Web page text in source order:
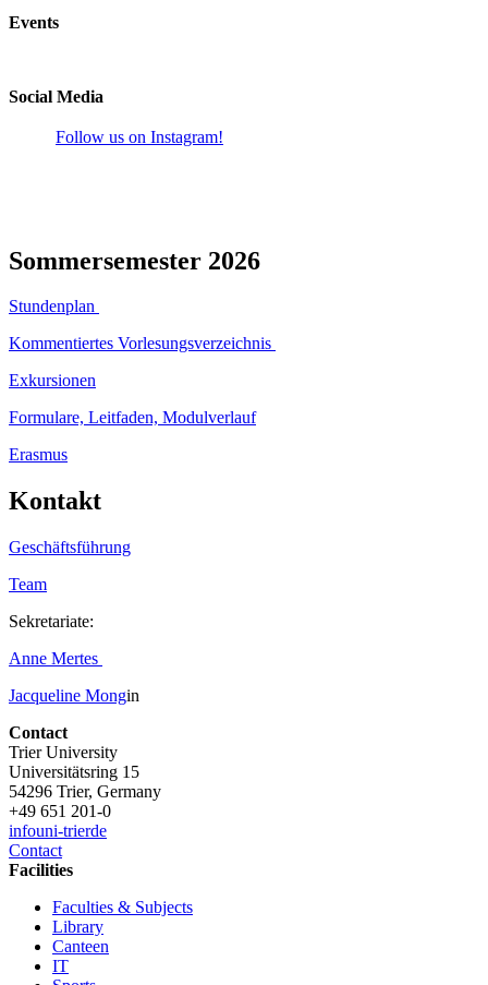
Events
Social Media
Follow us on Instagram!
Sommersemester 2026
Stundenplan
Kommentiertes Vorlesungsverzeichnis
Exkursionen
Formulare, Leitfaden, Modulverlauf
Erasmus
Kontakt
Geschäftsführung
Team
Sekretariate:
Anne Mertes
Jacqueline Mongin
Contact
Trier University
Universitätsring 15
54296 Trier, Germany
+49 651 201-0
infouni-trierde
Contact
Facilities
Faculties & Subjects
Library
Canteen
IT